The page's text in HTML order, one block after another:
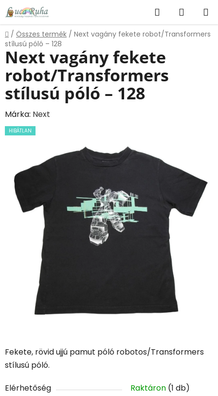
Ugrás
fő
tartalomhoz
KeresésKOSÁR
Kezdőlap
/ Összes termék / Next vagány fekete robot/Transformers
stílusú póló – 128
Fekete, rövid ujjú pamut póló robotos/Transformers
stílusú póló.
Elérhetőség Raktáron (1 db)
Next vagány fekete
robot/Transformers
stílusú póló – 128
Márka: Next
HIBÁTLAN